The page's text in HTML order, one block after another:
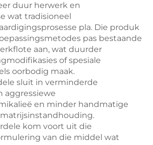
duur herwerk en
wat tradisioneel
pla. Die produk
pas bestaande
aan, wat duurder
of spesiale
oorbodig maak.
sluit in verminderde
aggressiewe
en minder handmatige
kom voort uit die
van die middel wat